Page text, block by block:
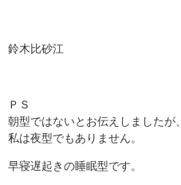
鈴木比砂江
ＰＳ
朝型ではないとお伝えしましたが、
私は夜型でもありません。
早寝遅起きの睡眠型です。